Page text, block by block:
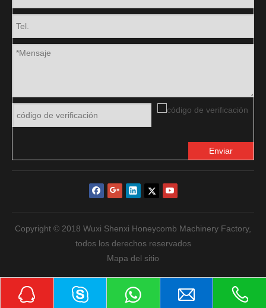
Enviar
Copyright © 2018 Wuxi Shenxi Honeycomb Machinery Factory,
todos los derechos reservados
Mapa del sitio